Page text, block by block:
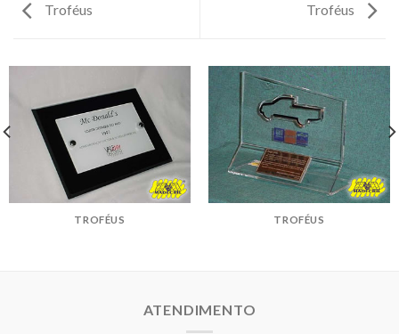
Troféus Troféus
TROFÉUS TROFÉUS
ATENDIMENTO